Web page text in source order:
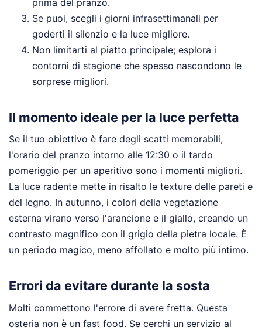
prima del pranzo.
Se puoi, scegli i giorni infrasettimanali per
goderti il silenzio e la luce migliore.
Non limitarti al piatto principale; esplora i
contorni di stagione che spesso nascondono le
sorprese migliori.
Il momento ideale per la luce perfetta
Se il tuo obiettivo è fare degli scatti memorabili,
l'orario del pranzo intorno alle 12:30 o il tardo
pomeriggio per un aperitivo sono i momenti migliori.
La luce radente mette in risalto le texture delle pareti e
del legno. In autunno, i colori della vegetazione
esterna virano verso l'arancione e il giallo, creando un
contrasto magnifico con il grigio della pietra locale. È
un periodo magico, meno affollato e molto più intimo.
Errori da evitare durante la sosta
Molti commettono l'errore di avere fretta. Questa
osteria non è un fast food. Se cerchi un servizio al